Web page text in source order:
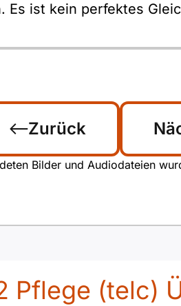
ist kein perfektes
Zurück
Bilder und Audiodateien
Pflege (telc)